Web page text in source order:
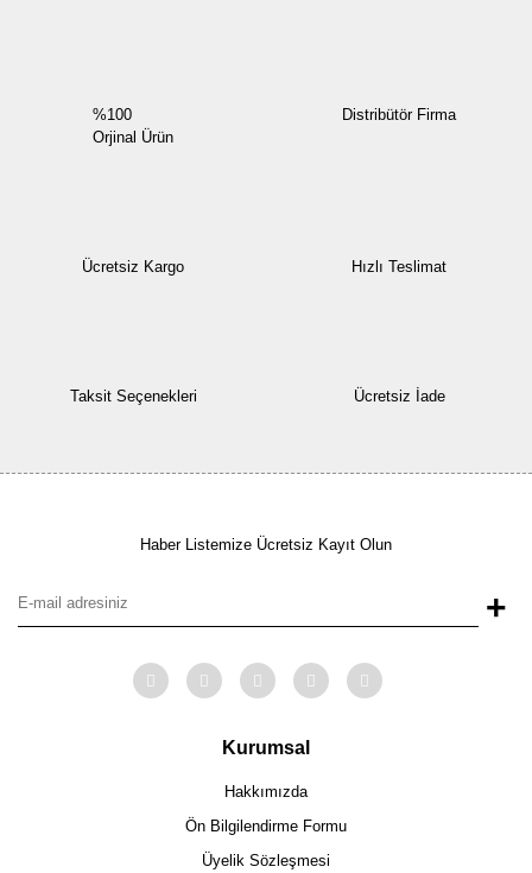
%100
Orjinal Ürün
Distribütör Firma
Ücretsiz Kargo Hızlı Teslimat
Taksit Seçenekleri Ücretsiz İade
Haber Listemize Ücretsiz Kayıt Olun
+
Kurumsal
Hakkımızda
Ön Bilgilendirme Formu
Üyelik Sözleşmesi